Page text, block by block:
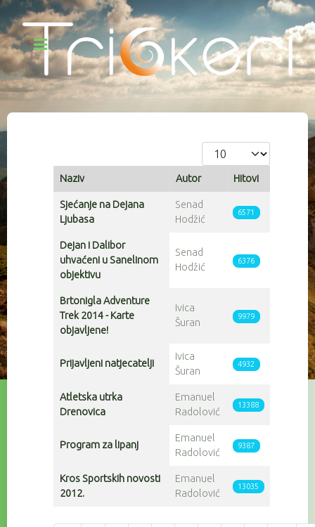
Prikaz #
Articles
Naziv Autor Hitovi
Sjećanje na Dejana
Ljubasa
Senad
Hodžić
6571
Dejan i Dalibor
uhvaćeni u Sanelinom
objektivu
Senad
Hodžić
6376
Brtonigla Adventure
Trek 2014 - Karte
objavljene!
Ivica
Šuran
9979
Prijavljeni natjecatelji
Ivica
Šuran
4932
Atletska utrka
Drenovica
Emanuel
Radolović
13388
Program za lipanj
Emanuel
Radolović
9387
Kros Sportskih novosti
2012.
Emanuel
Radolović
13035